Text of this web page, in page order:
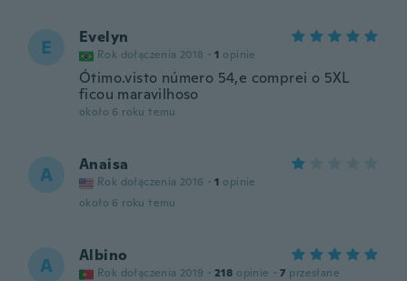
E Evelyn
Rok dołączenia 2018 · 1 opinie
Ótimo.visto número 54,e comprei o 5XL
ficou maravilhoso
około 6 roku temu
A Anaisa
Rok dołączenia 2016 · 1 opinie
około 6 roku temu
A Albino
Rok dołączenia 2019 · 218 opinie · 7 przesłane